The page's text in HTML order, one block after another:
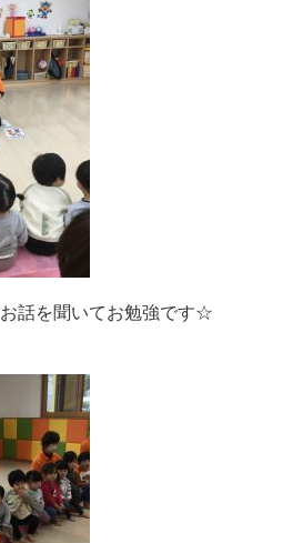
お話を聞いてお勉強です☆